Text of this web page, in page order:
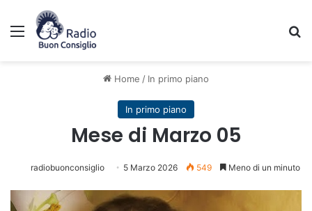
Menu
Home / In primo piano
In primo piano
Mese di Marzo 05
radiobuonconsiglio 5 Marzo 2026 549 Meno di un minuto